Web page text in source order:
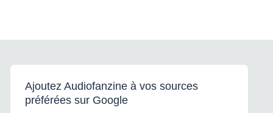
Ajoutez Audiofanzine à vos sources
préférées sur Google